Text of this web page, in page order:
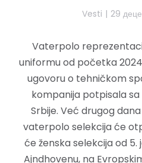
Vesti 29
Vaterpolo
uniformu od početka
ugovoru o tehničkom
kompanija potpisala
Srbije. Već drugog
vaterpolo selekcija će
će ženska selekcija od
Ajndhovenu, na